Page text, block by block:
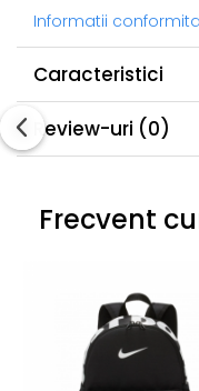
Informatii
Caracteristici
Review-uri (0)
Frecvent